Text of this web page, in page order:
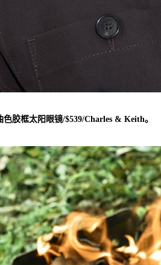
胶框太阳眼镜/$539/Charles & Keith。